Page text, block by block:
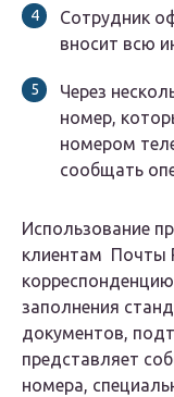
Сотрудник
вносит всю
Через
номер,
номером
сообщать
Использование
клиентам Почты
заполнения
документов,
представляет
номера,